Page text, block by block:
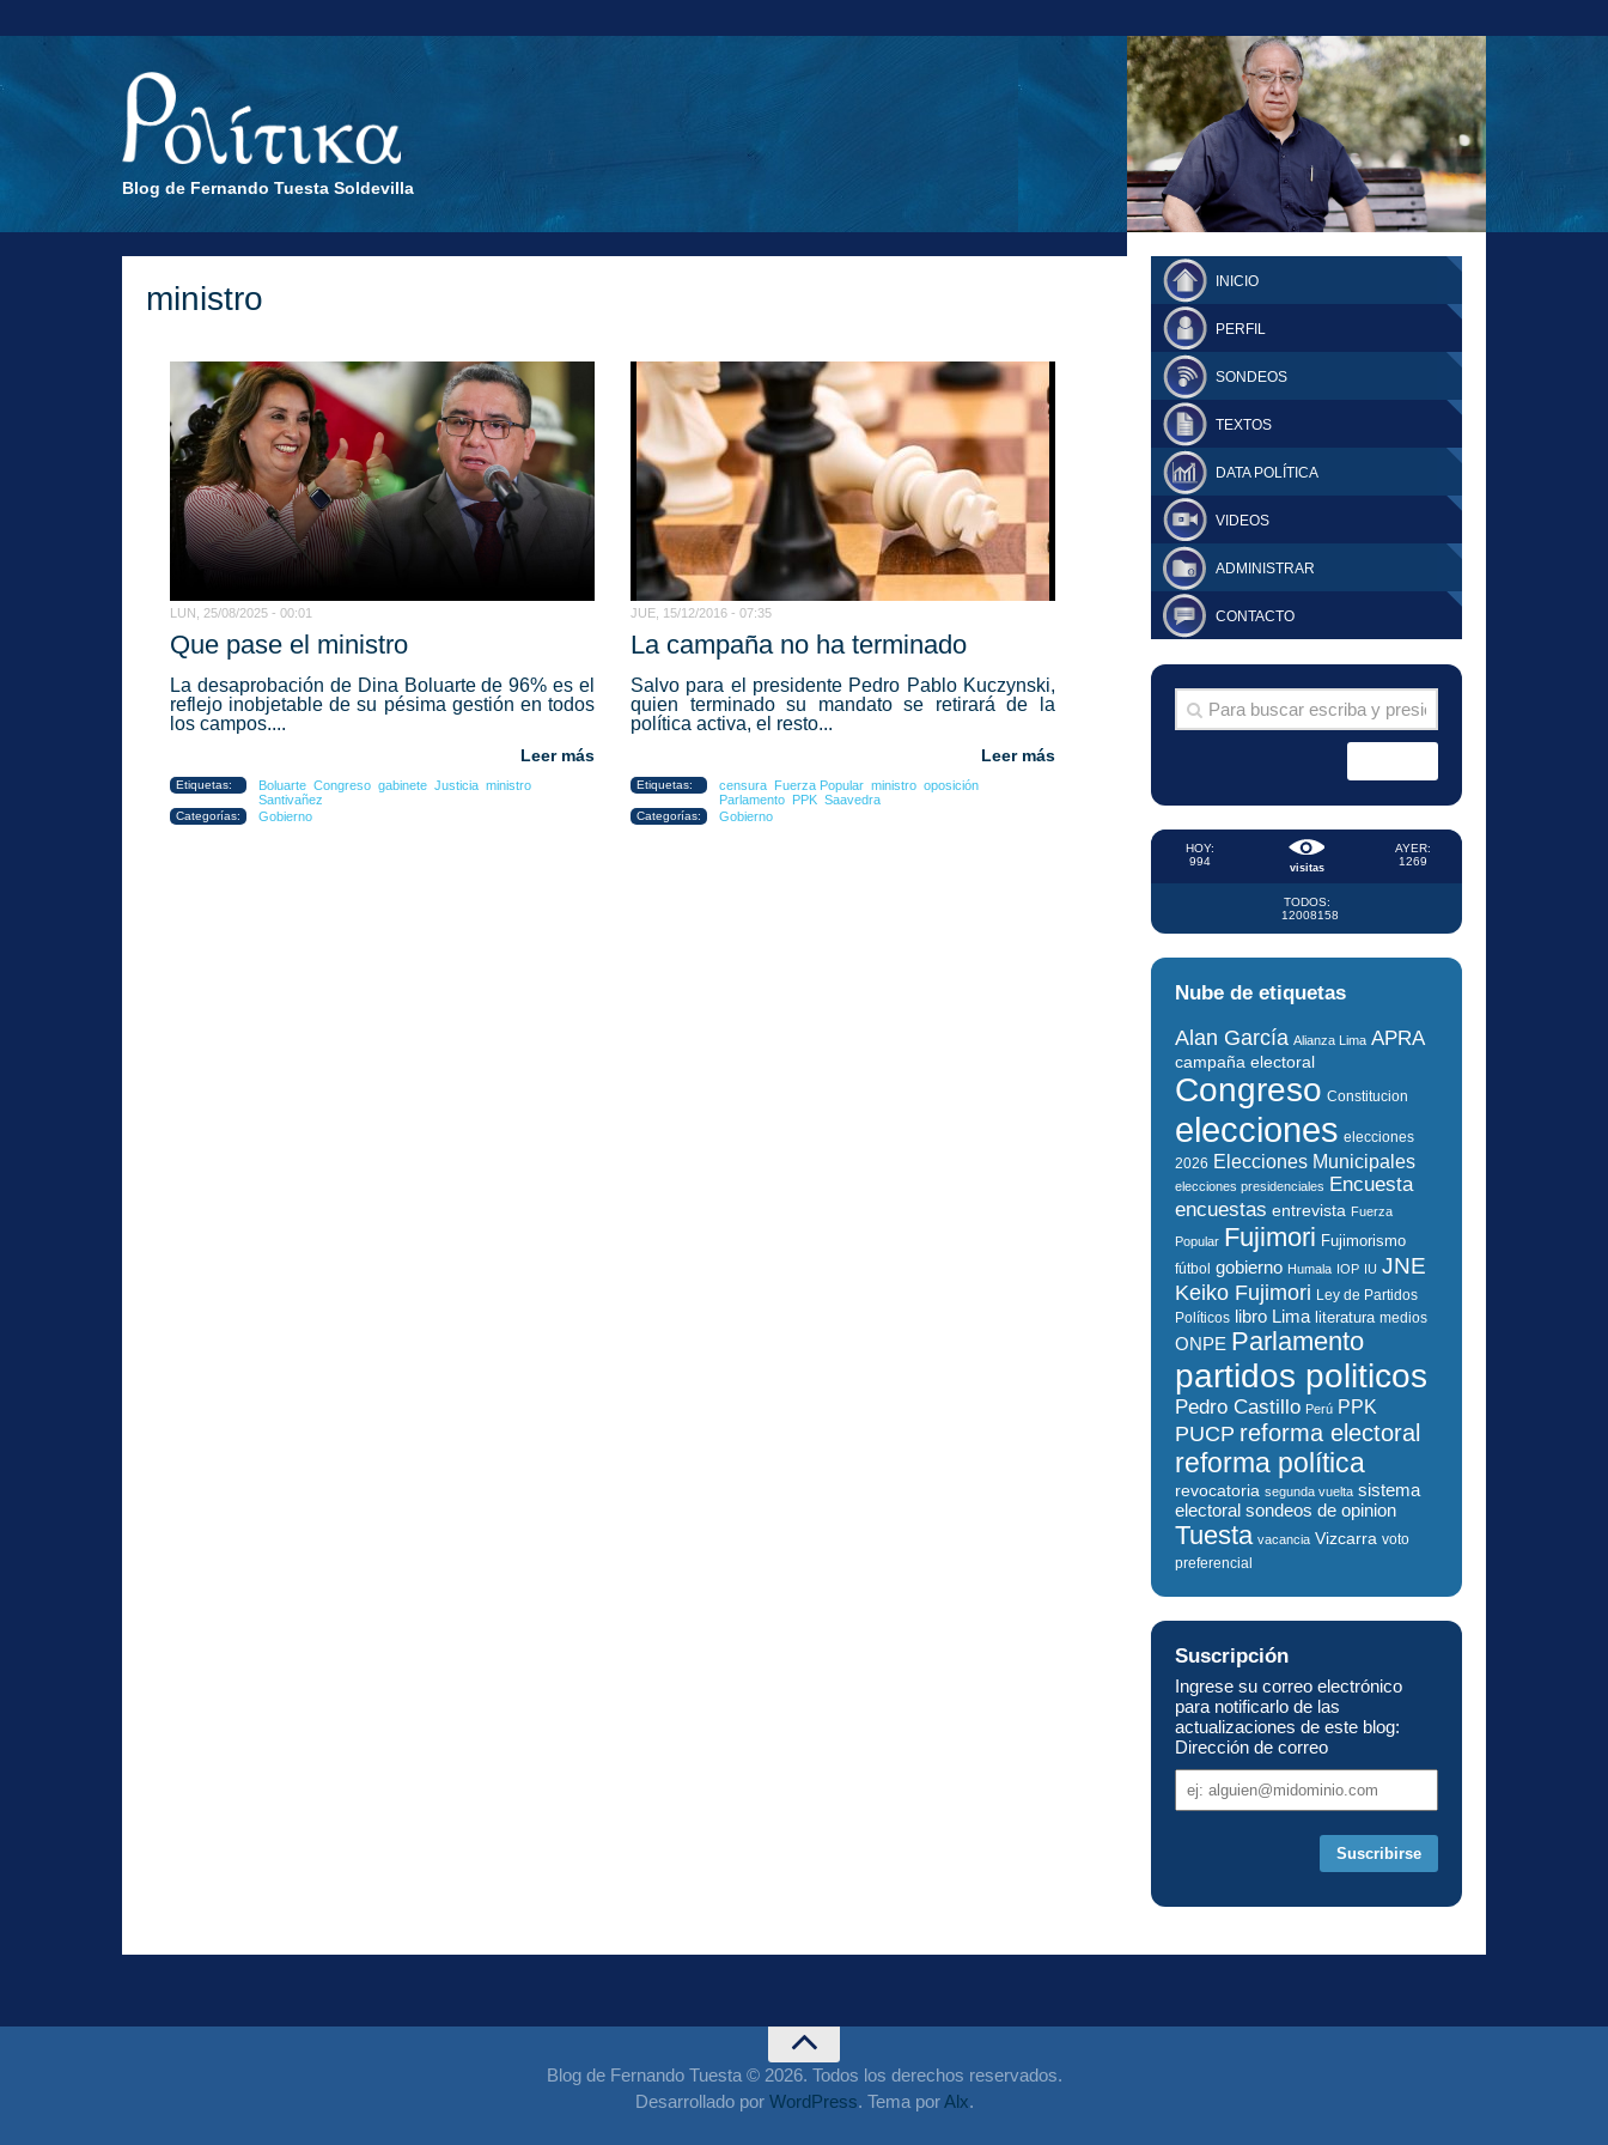
Blog de Fernando Tuesta Soldevilla
FERNANDO TUESTA SUPLEMENTO
DOMINGO
ministro
LUN, 25/08/2025 - 00:01
Que pase el ministro
La desaprobación de Dina Boluarte de 96% es el
reflejo inobjetable de su pésima gestión en todos
los campos....
Leer más
Etiquetas: Boluarte Congreso gabinete Justicia ministro
Santivañez
Categorías: Gobierno
JUE, 15/12/2016 - 07:35
La campaña no ha terminado
Salvo para el presidente Pedro Pablo Kuczynski,
quien terminado su mandato se retirará de la
política activa, el resto...
Leer más
Etiquetas: censura Fuerza Popular ministro oposición
Parlamento PPK Saavedra
Categorías: Gobierno
INICIO
PERFIL
SONDEOS
TEXTOS
DATA POLÍTICA
VIDEOS
ADMINISTRAR
CONTACTO
visitas
HOY:
994
AYER:
1269
TODOS:
12008158
Nube de etiquetas
Alan García Alianza Lima APRA
campaña electoral
Congreso Constitucion
elecciones elecciones
2026 Elecciones Municipales
elecciones presidenciales Encuesta
encuestas entrevista Fuerza
Popular Fujimori Fujimorismo
fútbol gobierno Humala IOP IU JNE
Keiko Fujimori Ley de Partidos
Políticos libro Lima literatura medios
ONPE Parlamento
partidos politicos
Pedro Castillo Perú PPK
PUCP reforma electoral
reforma política
revocatoria segunda vuelta sistema
electoral sondeos de opinion
Tuesta vacancia Vizcarra voto
preferencial
Suscripción
Ingrese su correo electrónico
para notificarlo de las
actualizaciones de este blog:
Dirección de correo
de
Blog de Fernando Tuesta © 2026. Todos los derechos reservados.
Desarrollado por WordPress. Tema porAlx.